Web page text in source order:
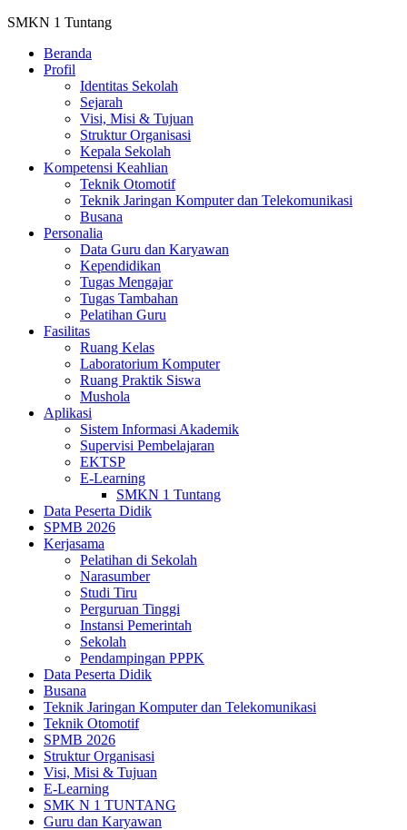
SMKN 1 Tuntang
Beranda
Profil
Identitas Sekolah
Sejarah
Visi, Misi & Tujuan
Struktur Organisasi
Kepala Sekolah
Kompetensi Keahlian
Teknik Otomotif
Teknik Jaringan Komputer dan Telekomunikasi
Busana
Personalia
Data Guru dan Karyawan
Kependidikan
Tugas Mengajar
Tugas Tambahan
Pelatihan Guru
Fasilitas
Ruang Kelas
Laboratorium Komputer
Ruang Praktik Siswa
Mushola
Aplikasi
Sistem Informasi Akademik
Supervisi Pembelajaran
EKTSP
E-Learning
SMKN 1 Tuntang
Data Peserta Didik
SPMB 2026
Kerjasama
Pelatihan di Sekolah
Narasumber
Studi Tiru
Perguruan Tinggi
Instansi Pemerintah
Sekolah
Pendampingan PPPK
Data Peserta Didik
Busana
Teknik Jaringan Komputer dan Telekomunikasi
Teknik Otomotif
SPMB 2026
Struktur Organisasi
Visi, Misi & Tujuan
E-Learning
SMK N 1 TUNTANG
Guru dan Karyawan